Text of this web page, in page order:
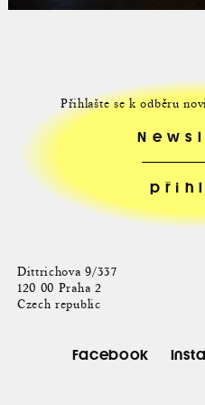
Dittrichova 9/337
120 00 Praha 2
Czech republic
Facebook
Přihlašte se k odběru